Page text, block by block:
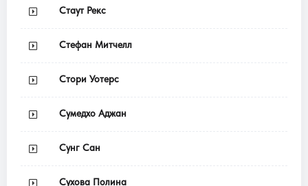
Стаут Рекс
Стефан Митчелл
Стори Уотерс
Сумедхо Аджан
Сунг Сан
Сухова Полина